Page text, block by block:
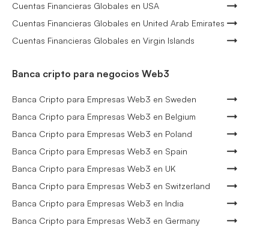
Cuentas Financieras Globales en USA
Cuentas Financieras Globales en United Arab Emirates
Cuentas Financieras Globales en Virgin Islands
Banca cripto para negocios Web3
Banca Cripto para Empresas Web3 en Sweden
Banca Cripto para Empresas Web3 en Belgium
Banca Cripto para Empresas Web3 en Poland
Banca Cripto para Empresas Web3 en Spain
Banca Cripto para Empresas Web3 en UK
Banca Cripto para Empresas Web3 en Switzerland
Banca Cripto para Empresas Web3 en India
Banca Cripto para Empresas Web3 en Germany